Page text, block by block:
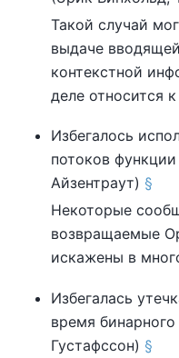
Такой случай
выдаче
контекстной
деле относится
Избегалось
потоков функции
Айзентраут) §
Некоторые
возвращаемые
искажены в
Избегалась
время
Густафссон) §